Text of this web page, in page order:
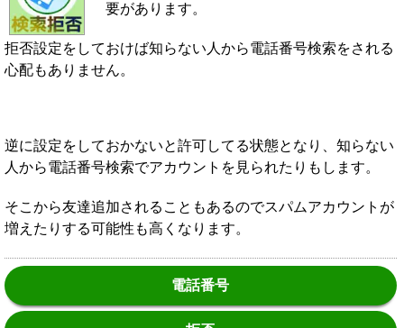
要があります。
拒否設定をしておけば知らない人から電話番号検索をされる
心配もありません。
逆に設定をしておかないと許可してる状態となり、知らない
人から電話番号検索でアカウントを見られたりもします。
そこから友達追加されることもあるのでスパムアカウントが
増えたりする可能性も高くなります。
電話番号